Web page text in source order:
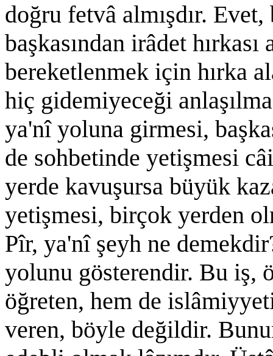
doğru fetvâ almışdır.
başkasından irâdet
bereketlenmek için hırka
hiç gidemiyeceği
ya'nî yoluna girmesi,
de sohbetinde yetişmesi
yerde kavuşursa büyük
yetişmesi, birçok yerden
Pîr, ya'nî şeyh ne
yolunu gösterendir. Bu iş,
öğreten, hem de
veren, böyle değildir.